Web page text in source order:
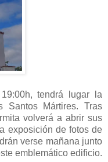
tendrá lugar la
Santos Mártires. Tras
volverá a abrir sus
exposición de fotos de
verse mañana junto
emblemático edificio.